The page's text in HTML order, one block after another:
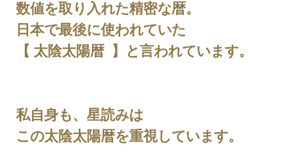
数値を取り入れた精密な暦。
日本で最後に使われていた
【 太陰太陽暦  】と言われています。
私自身も、星読みは
この太陰太陽暦を重視しています。